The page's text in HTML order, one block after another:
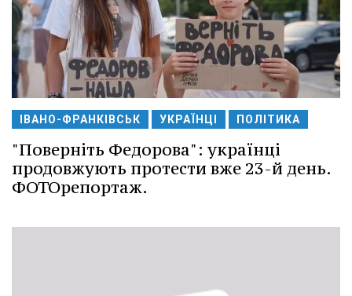
ІВАНО-ФРАНКІВСЬК УКРАЇНЦІ ПОЛІТИКА
"Поверніть Федорова": українці
продовжують протести вже 23-й день.
ФОТОрепортаж.